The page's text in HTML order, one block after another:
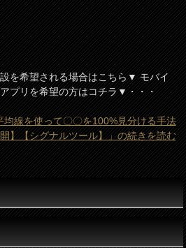
を希望される場合はこちら▼ モバイ
プリを希望の方はコチラ▼・・・
線を使って〇〇を100%見分ける手法
】【シグナルツール】」の続きを読む